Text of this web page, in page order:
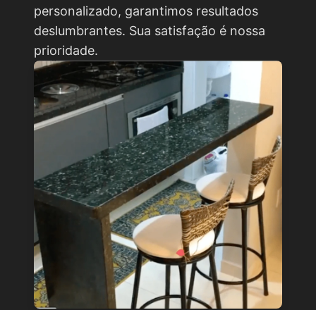
personalizado, garantimos resultados
deslumbrantes. Sua satisfação é nossa
prioridade.